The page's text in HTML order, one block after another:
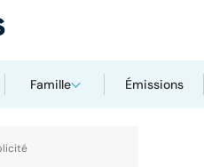
Famille Émissions